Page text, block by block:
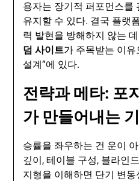
용자는 장기적 퍼포먼스를
유지할 수 있다. 결국 플랫
력 발현을 방해하지 않는
덤 사이트가 주목받는 이유
설계”에 있다.
전략과 메타: 포
가 만들어내는
승률을 좌우하는 건 운이
깊이, 테이블 구성, 블라인
지형을 이해하면 단기 변